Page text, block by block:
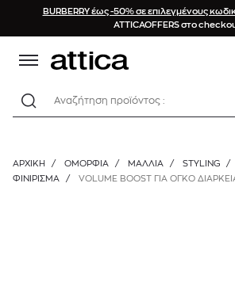
BURBERRY έως -50% σε επιλεγμένους
ATTICAOFFERS στο
Αναζήτηση προϊόντος :
ΑΡΧΙΚΉ / ΟΜΟΡΦΙΑ / ΜΑΛΛΙΑ / STYLING /
ΦΙΝΊΡΙΣΜΑ
/ VOLUME BOOST ΓΙΑ ΟΓΚΟ